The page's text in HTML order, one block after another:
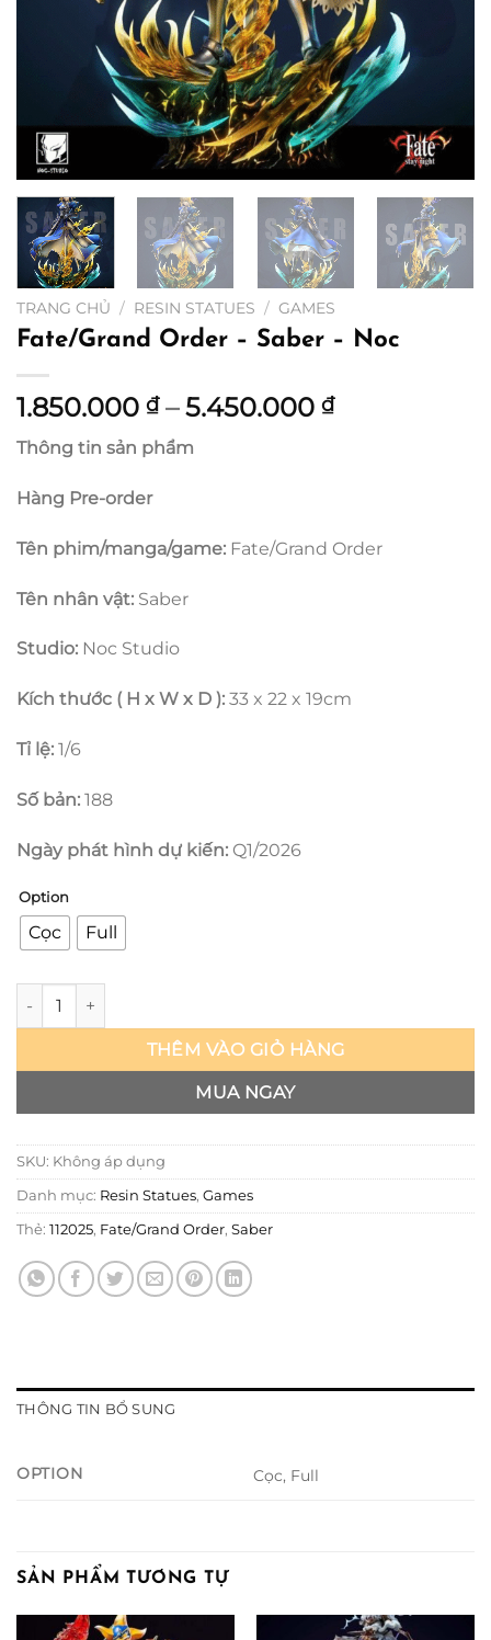
TRANG CHỦ / RESIN STATUES / GAMES
Fate/Grand Order – Saber – Noc
1.850.000 ₫ – 5.450.000 ₫Khoảng
5.450.000 ₫
Thông tin sản phẩm
Hàng Pre-order
Tên phim/manga/game: Fate/Grand Order
Tên nhân vật: Saber
Studio: Noc Studio
Kích thước ( H x W x D ): 33 x 22 x 19cm
Tỉ lệ: 1/6
Số bản: 188
Ngày phát hình dự kiến: Q1/2026
Option
Cọc Full
Fate/Grand Order - Saber - Noc số lượng
THÊM VÀO GIỎ HÀNG
MUA NGAY
SKU: Không áp dụng
Danh mục: Resin Statues, Games
Thẻ: 112025, Fate/Grand Order, Saber
THÔNG TIN BỔ SUNG
OPTION Cọc, Full
SẢN PHẨM TƯƠNG TỰ